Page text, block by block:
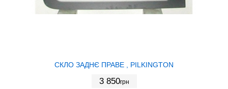
СКЛО ЗАДНЄ ПРАВЕ , PILKINGTON
3 850грн